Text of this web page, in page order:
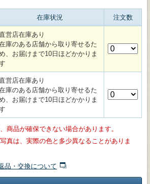
在庫状況 注文数
営店在庫あり
庫のある店舗から取り寄せるた
、お届けまで10日ほどかかりま
営店在庫あり
庫のある店舗から取り寄せるた
、お届けまで10日ほどかかりま
商品が確保できない場合があります。
真は、実際の色と多少異なることがありま
品・交換について